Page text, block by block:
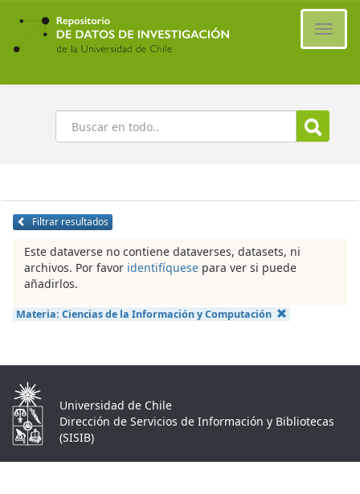
Ir
contenido
principal
Buscar
Filtrar resultados
Este dataverse no contiene dataverses, datasets, ni
archivos. Por favor identifíquese para ver si puede
añadirlos.
Materia: Ciencias de la Información y Computación
Universidad de Chile
Dirección de Servicios de Información y Bibliotecas
(SISIB)